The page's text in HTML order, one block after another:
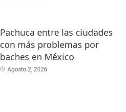
Pachuca entre las ciudades
con más problemas por
baches en México
Agosto 2, 2026